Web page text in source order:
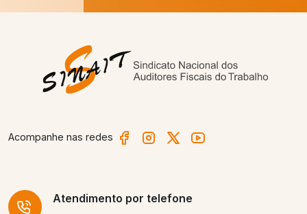
Acompanhe nas redes
Atendimento por telefone